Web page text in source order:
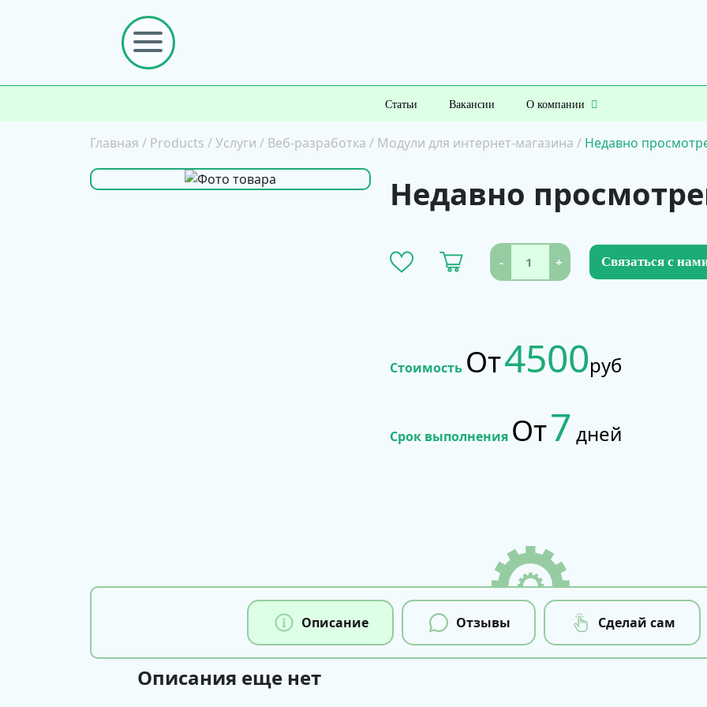
Статьи Вакансии О компании
Главная / Products /Услуги / Веб-разработка / Модули для интернет-магазина / Недавно
Недавно
- + Связаться с
Стоимость От4500руб
Срок выполнения От7 дней
Описание Отзывы Сделай сам
Описания еще нет